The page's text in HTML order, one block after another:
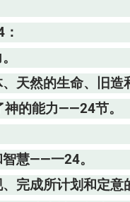
天然的生命、旧造
的能力——24节。
慧——一24。
完成所计划和定意